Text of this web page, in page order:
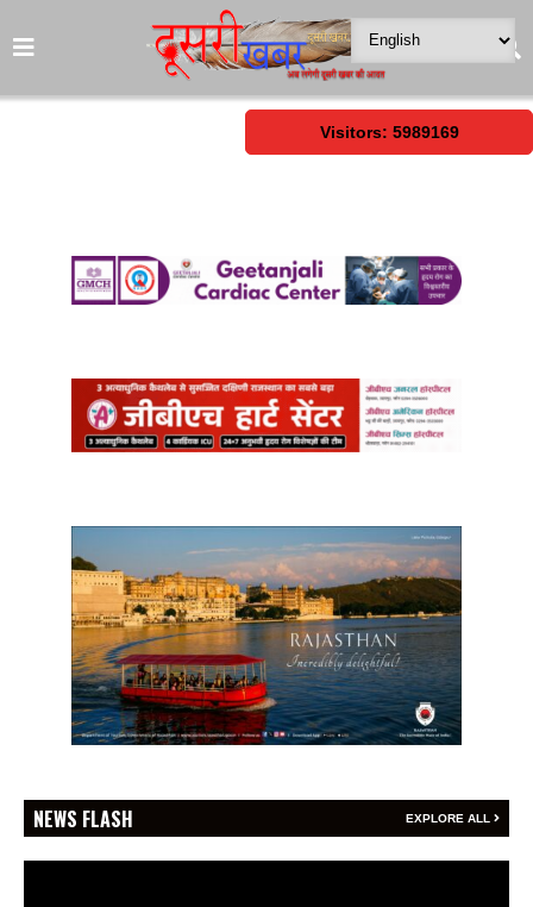
Visitors: 5989169
NEWS FLASH EXPLORE ALL